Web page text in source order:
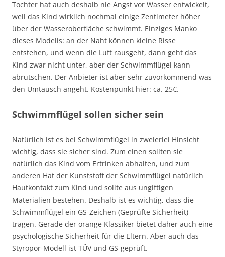
Tochter hat auch deshalb nie Angst vor Wasser entwickelt,
weil das Kind wirklich nochmal einige Zentimeter höher
über der Wasseroberfläche schwimmt. Einziges Manko
dieses Modells: an der Naht können kleine Risse
entstehen, und wenn die Luft rausgeht, dann geht das
Kind zwar nicht unter, aber der Schwimmflügel kann
abrutschen. Der Anbieter ist aber sehr zuvorkommend was
den Umtausch angeht. Kostenpunkt hier: ca. 25€.
Schwimmflügel sollen sicher sein
Natürlich ist es bei Schwimmflügel in zweierlei Hinsicht
wichtig, dass sie sicher sind. Zum einen sollten sie
natürlich das Kind vom Ertrinken abhalten, und zum
anderen Hat der Kunststoff der Schwimmflügel natürlich
Hautkontakt zum Kind und sollte aus ungiftigen
Materialien bestehen. Deshalb ist es wichtig, dass die
Schwimmflügel ein GS-Zeichen (Geprüfte Sicherheit)
tragen. Gerade der orange Klassiker bietet daher auch eine
psychologische Sicherheit für die Eltern. Aber auch das
Styropor-Modell ist TÜV und GS-geprüft.